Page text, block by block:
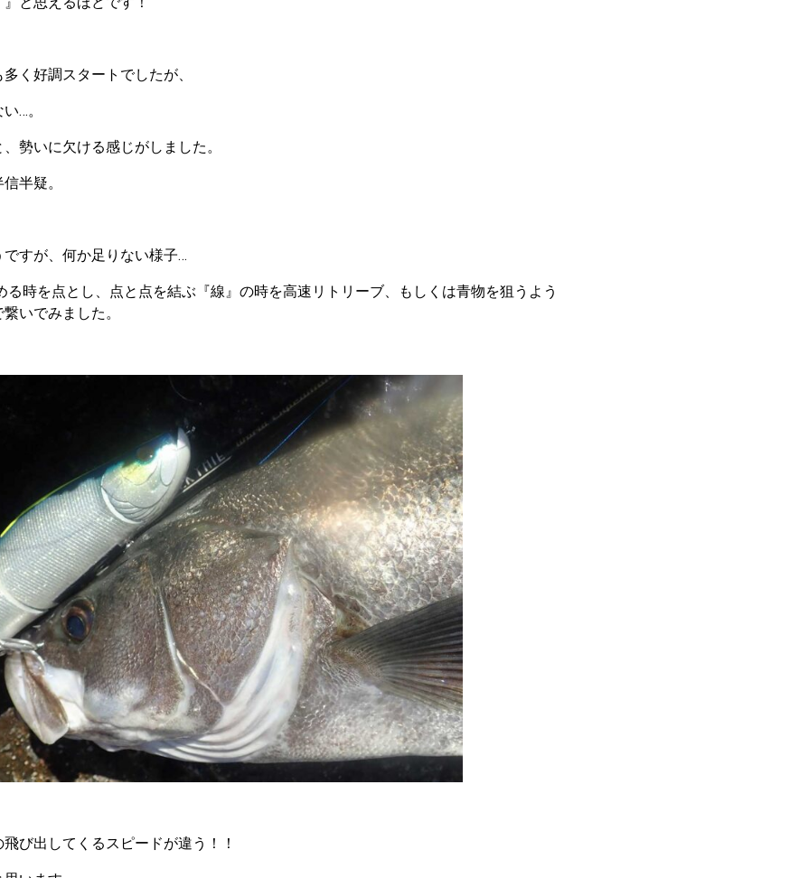
く好調スタートでしたが、
…。
勢いに欠ける感じがしました。
半疑。
すが、何か足りない様子…
る時を点とし、点と点を結ぶ『線』の時を高速リトリーブ、もしくは青物を狙うよう
いでみました。
び出してくるスピードが違う！！